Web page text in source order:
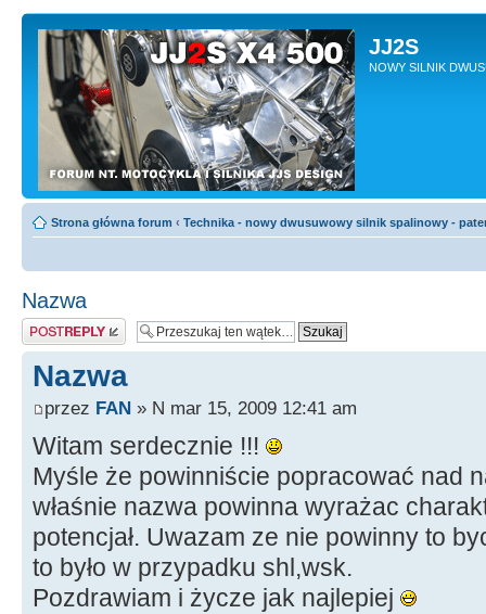
JJ2S
NOWY SILNIK
Strona główna forum ‹ Technika - nowy dwusuwowy silnik spalinowy -
Nazwa
Odpowiedz
Nazwa
przez FAN » N mar 15, 2009 12:41 am
Witam serdecznie !!!
Myśle że powinniście popracować nad
właśnie nazwa powinna wyrażac
potencjał. Uwazam ze nie powinny to
to było w przypadku shl,wsk.
Pozdrawiam i życze jak najlepiej